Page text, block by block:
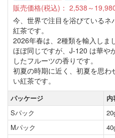
販売価格(税込)： 2,538～
今、世界で注目を浴びている
紅茶です。
2026年春は、2種類を輸入しまし
ほぼ同じですが、J-120 は華や
したフルーツの香りです。
初夏の時期に近く、初夏を思わ
い紅茶です。
パッケージ 内
Sパック
Mパック